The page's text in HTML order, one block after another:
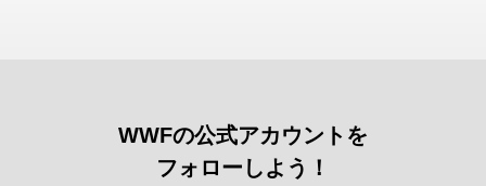
WWFの公式アカウントを
フォローしよう！